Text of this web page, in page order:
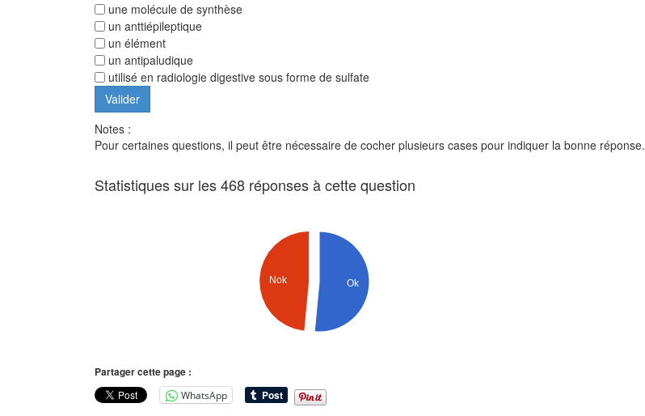
une molécule de synthèse
un anttiépileptique
un élément
un antipaludique
utilisé en radiologie digestive sous forme de sulfate
Notes :
Pour certaines questions, il peut être nécessaire de cocher plusieurs cases pour indiquer la bonne réponse.
Statistiques sur les 468 réponses à cette question
Nok Ok
Partager cette page :
WhatsApp